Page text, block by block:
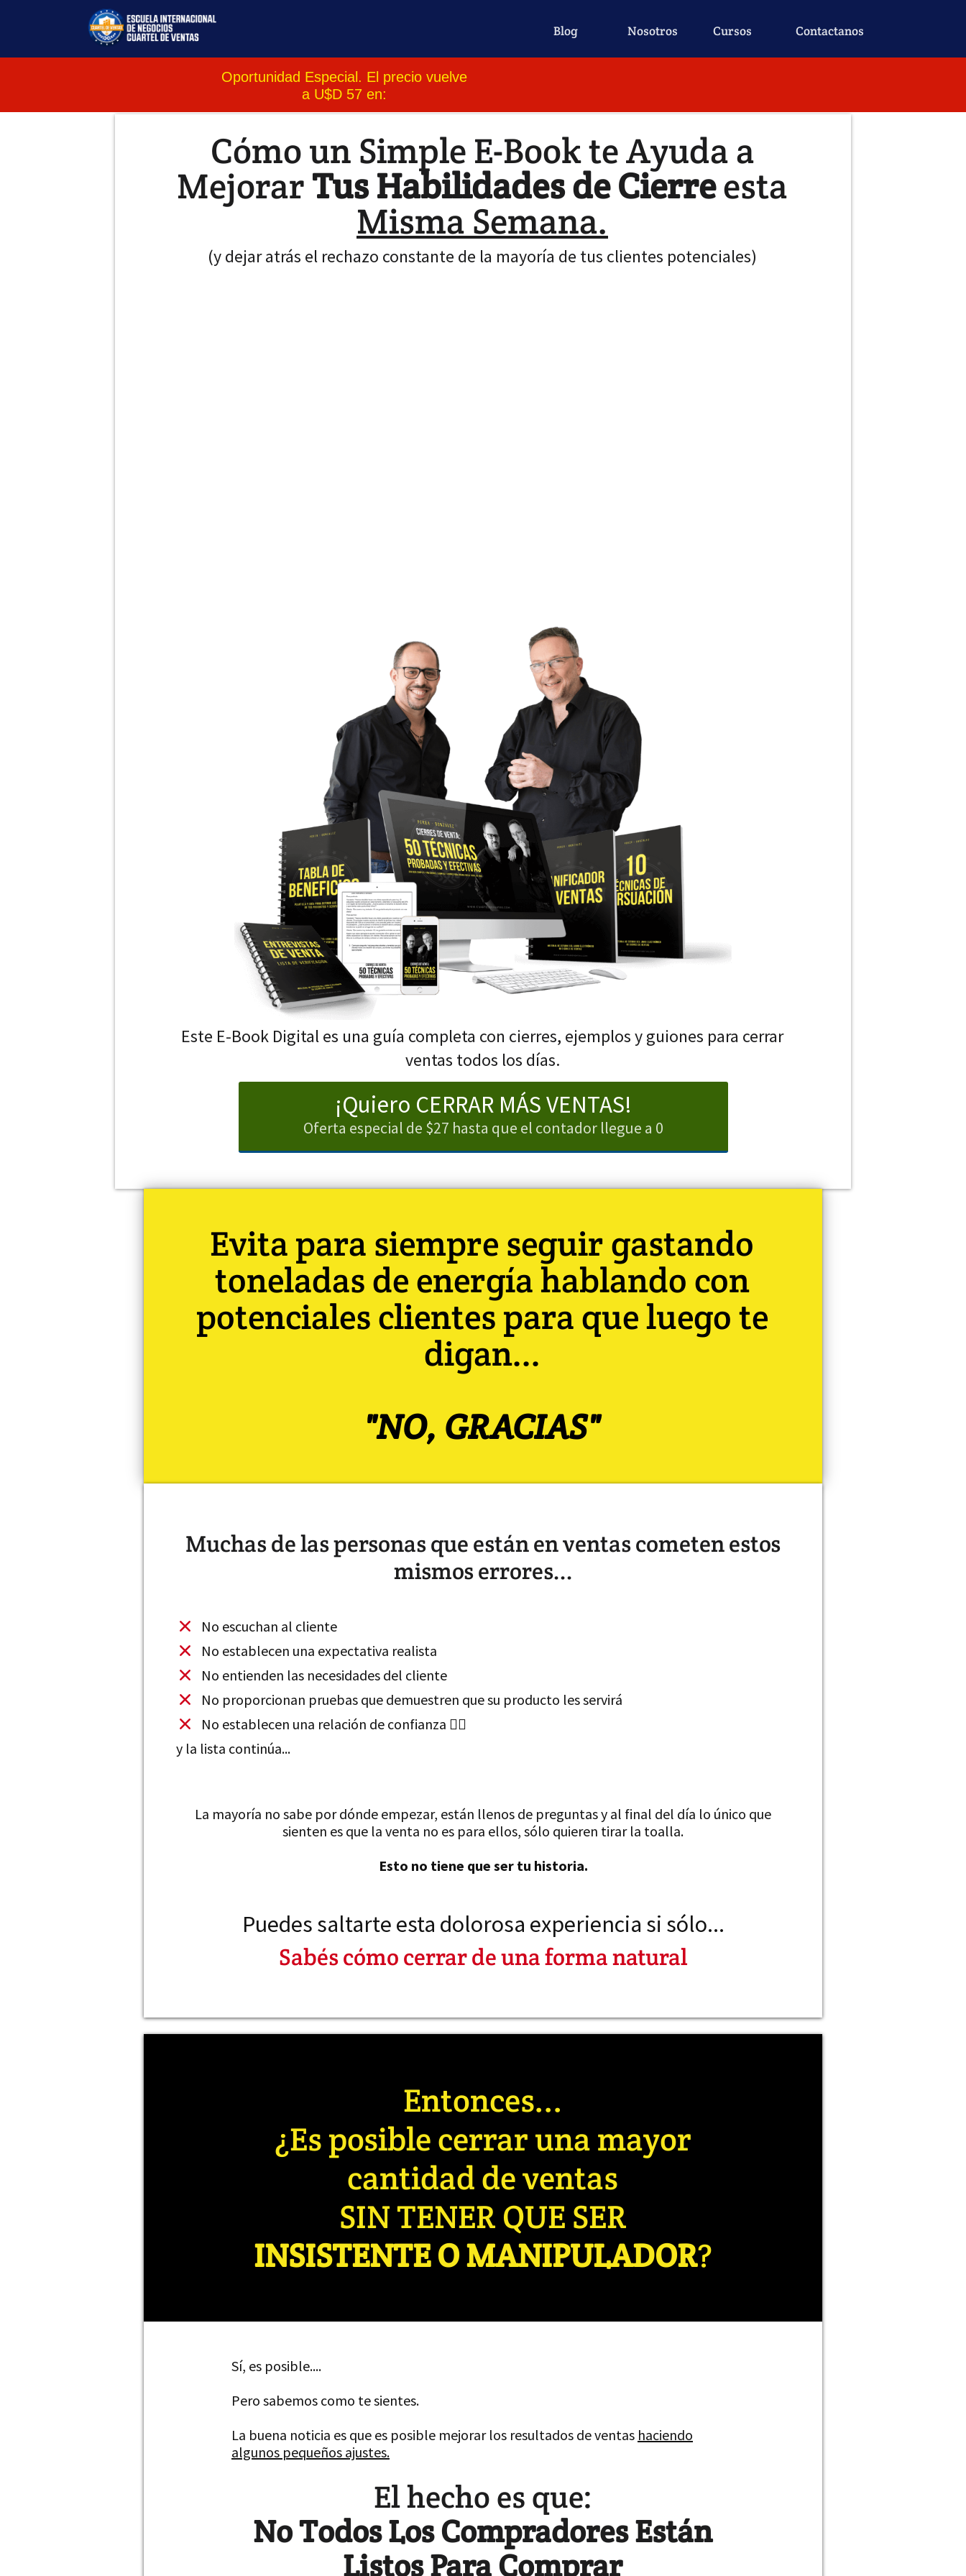
Blog Nosotros Cursos Contactanos
Oportunidad Especial. El precio vuelve
a U$D 57 en:
Cómo un Simple E-Book te Ayuda a
MejorarTus Habilidades de Cierreesta
Misma Semana.
(y dejar atrás el rechazo constante de la mayoría de tus clientes potenciales)
Este E-Book Digital es una guía completa con cierres, ejemplos y guiones para cerrar
ventas todos los días.
¡Quiero CERRAR MÁS VENTAS!
Oferta especial de $27 hasta que el contador llegue a 0
Evita para siempre seguir gastando
toneladas de energía hablando con
potenciales clientes para que luego te
digan...
"NO, GRACIAS"
Muchas de las personas que están en ventas cometen estos
mismos errores...
No escuchan al cliente
No establecen una expectativa realista
​No entienden las necesidades del cliente
​No proporcionan pruebas que demuestren que su producto les servirá
No establecen una relación de confianza 🤦‍♂️
​y la lista continúa...
La mayoría no sabe por dónde empezar, están llenos de preguntas y al final del día lo único que
sienten es que la venta no es para ellos, sólo quieren tirar la toalla.
Esto no tiene que ser tu historia.
Puedes saltarte esta dolorosa experiencia si sólo...
Sabés cómo cerrar de una forma natural
Entonces...
¿Es posible cerrar una mayor
cantidad de ventas
SIN TENER QUE SER
INSISTENTE O MANIPULADOR?
Sí, es posible....
Pero sabemos como te sientes.
La buena noticia es que es posible mejorar los resultados de ventas haciendo
algunos pequeños ajustes.
El hecho es que:
No Todos Los Compradores Están
Listos Para Comprar